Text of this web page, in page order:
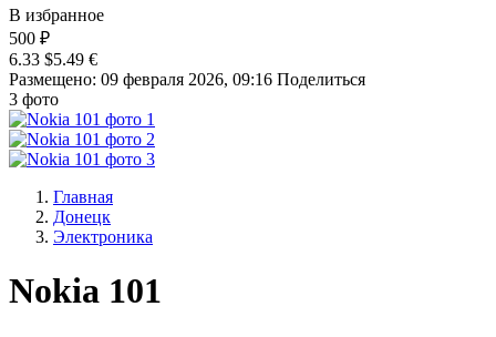
В избранное
500 ₽
6.33 $5.49 €
Размещено: 09 февраля 2026, 09:16 Поделиться
3 фото
Главная
Донецк
Электроника
Nokia 101